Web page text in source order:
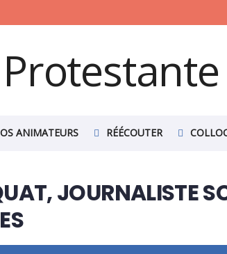
ANIMATEURS RÉÉCOUTER
JOURNALISTE